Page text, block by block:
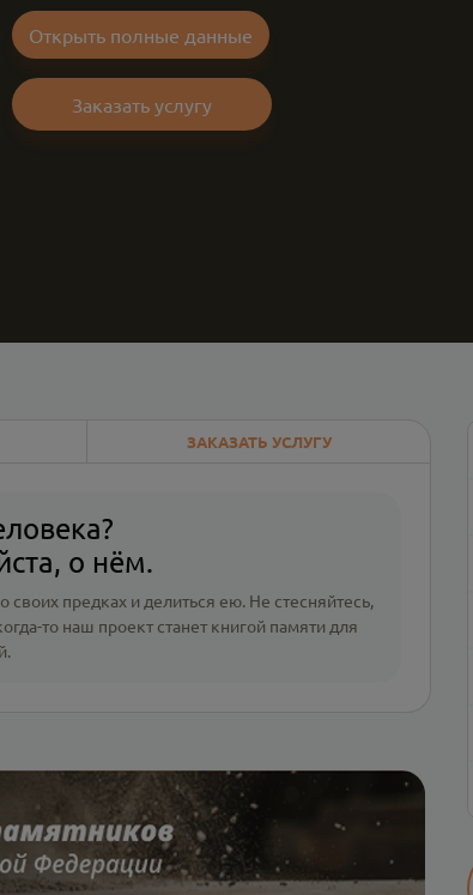
Открыть полные данные
Заказать услугу
ЗАКАЗАТЬ УСЛУГУ
о нём.
предках и делиться ею. Не стесняйтесь,
то наш проект станет книгой памяти для